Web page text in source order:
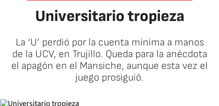
Universitario tropieza
La ‘U’ perdió por la cuenta mínima a manos
de la UCV, en Trujillo. Queda para la anécdota
el apagón en el Mansiche, aunque esta vez el
juego prosiguió.